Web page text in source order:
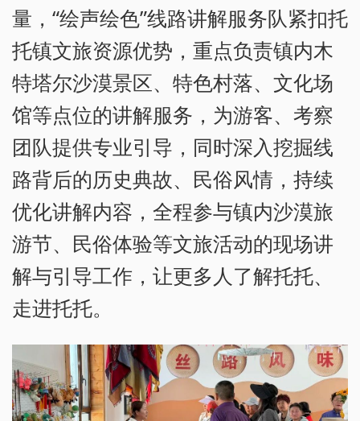
量，“绘声绘色”线路讲解服务队紧扣托
托镇文旅资源优势，重点负责镇内木
特塔尔沙漠景区、特色村落、文化场
馆等点位的讲解服务，为游客、考察
团队提供专业引导，同时深入挖掘线
路背后的历史典故、民俗风情，持续
优化讲解内容，全程参与镇内沙漠旅
游节、民俗体验等文旅活动的现场讲
解与引导工作，让更多人了解托托、
走进托托。